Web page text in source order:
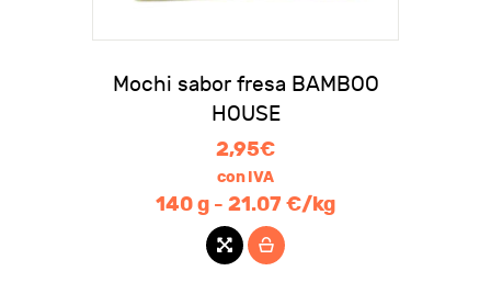
Mochi sabor fresa BAMBOO
HOUSE
2,95€
con IVA
140 g - 21.07 €/kg